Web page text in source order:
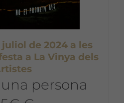
de 2024 a les
a La Vinya dels
persona